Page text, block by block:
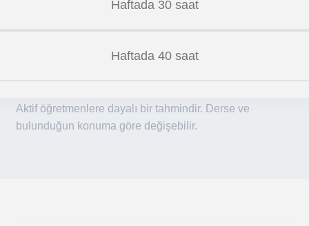
Haftada 30 saat
Haftada 40 saat
Aktif öğretmenlere dayalı bir tahmindir. Derse ve
bulunduğun konuma göre değişebilir.